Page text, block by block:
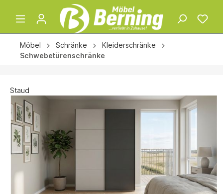
Möbel Schränke
Kleiderschränke
Schwebetürenschränke
Staud